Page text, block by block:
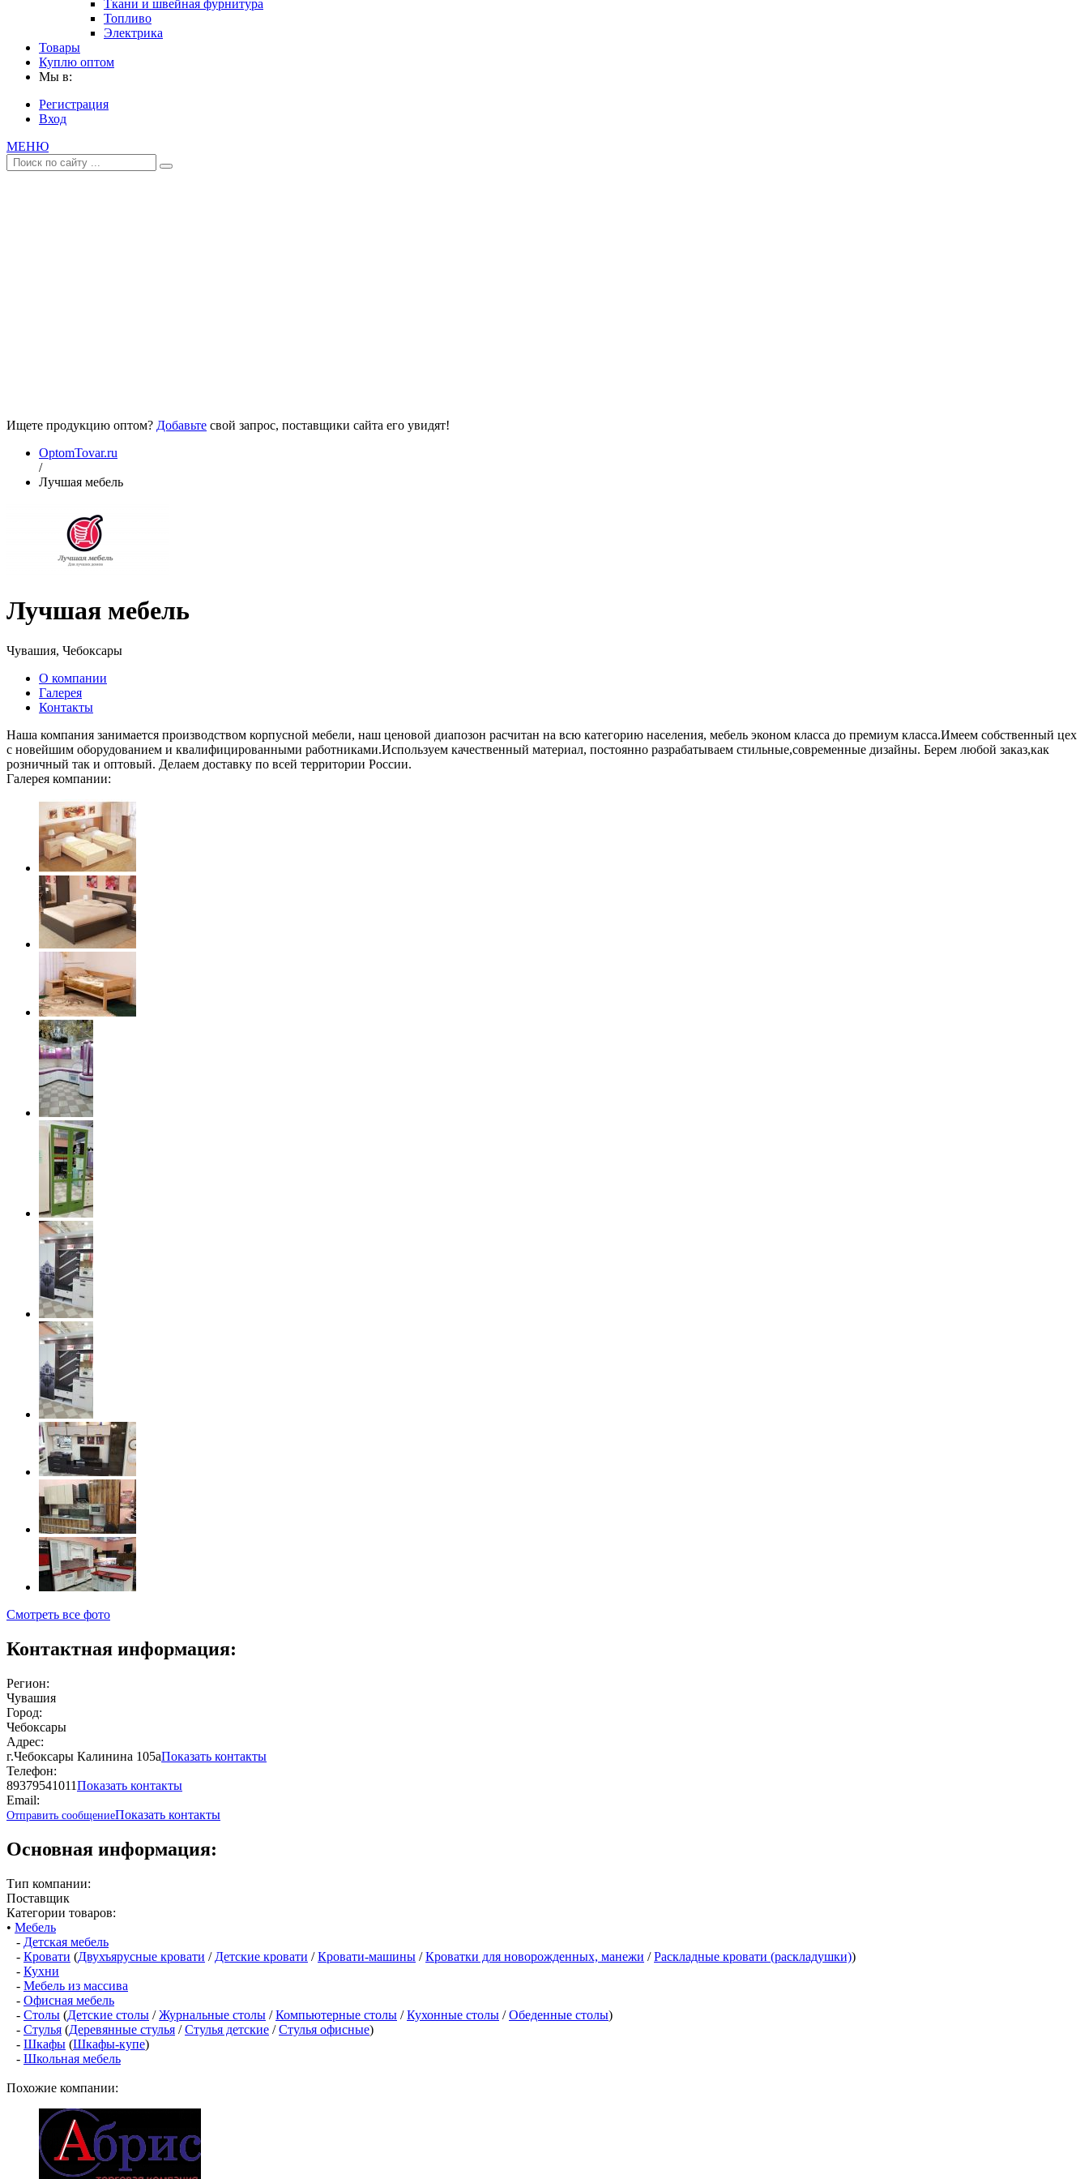
Ткани и швейная фурнитура
Топливо
Электрика
Товары
Куплю оптом
Мы в:
Регистрация
Вход
МЕНЮ
Ищете продукцию оптом? Добавьте свой запрос, поставщики сайта его увидят!
OptomTovar.ru
/
Лучшая мебель
Лучшая мебель
Чувашия, Чебоксары
О компании
Галерея
Контакты
Наша компания занимается производством корпусной мебели, наш ценовой диапозон расчитан на всю категорию населения, мебель эконом класса до премиум класса.Имеем собственный цех
с новейшим оборудованием и квалифицированными работниками.Используем качественный материал, постоянно разрабатываем стильные,современные дизайны. Берем любой заказ,как
розничный так и оптовый. Делаем доставку по всей территории России.
Галерея компании:
Смотреть все фото
Контактная информация:
Регион:
Чувашия
Город:
Чебоксары
Адрес:
г.Чебоксары Калинина 105аПоказать контакты
Телефон:
89379541011Показать контакты
Email:
Отправить сообщениеПоказать контакты
Основная информация:
Тип компании:
Поставщик
Категории товаров:
• Мебель
- Детская мебель
- Кровати (Двухъярусные кровати / Детские кровати /Кровати-машины /Кроватки для новорожденных, манежи /Раскладные кровати (раскладушки))
- Кухни
- Мебель из массива
- Офисная мебель
- Столы (Детские столы /Журнальные столы /Компьютерные столы /Кухонные столы /Обеденные столы)
- Стулья (Деревянные стулья /Стулья детские /Стулья офисные)
- Шкафы (Шкафы-купе)
- Школьная мебель
Похожие компании: